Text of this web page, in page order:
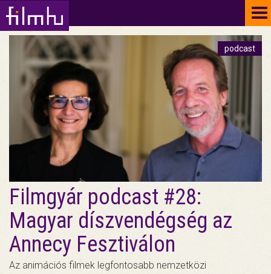
podcast
Filmgyár podcast #28:
Magyar díszvendégség az
Annecy Fesztiválon
Az animációs filmek legfontosabb nemzetközi